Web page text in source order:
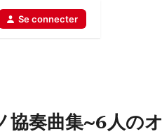
Se connecter
奏曲集~6人の